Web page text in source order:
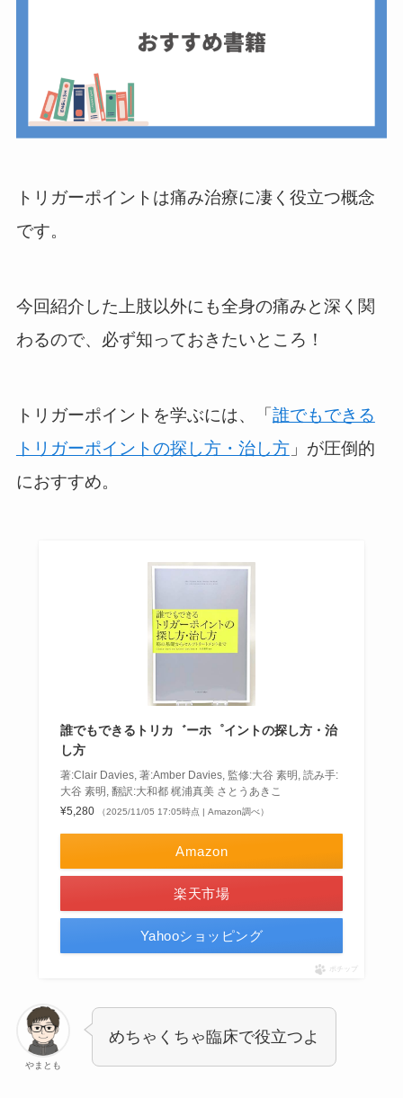
トリガーポイントは痛み治療に凄く役立つ概念
です。
今回紹介した上肢以外にも全身の痛みと深く関
わるので、必ず知っておきたいところ！
トリガーポイントを学ぶには、「 誰でもできる
トリガーポイントの探し方・治し方」が圧倒的
におすすめ。
誰でもできるトリカ゛ーホ゜イントの探し方・治
し方
著:Clair Davies, 著:Amber Davies, 監修:大谷 素明, 読み手:
大谷 素明, 翻訳:大和都 梶浦真美 さとうあきこ
¥5,280
（2025/11/05 17:05時点 | Amazon調べ）
Amazon
楽天市場
Yahooショッピング
ポチップ
やまとも
めちゃくちゃ臨床で役立つよ